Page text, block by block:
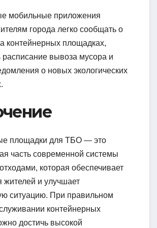
мобильные приложения
города легко сообщать о
контейнерных площадках,
расписание вывоза мусора и
о новых экологических
площадки для ТБО — это
часть современной системы
которая обеспечивает
жителей и улучшает
ситуацию. При правильном
контейнерных
достичь высокой